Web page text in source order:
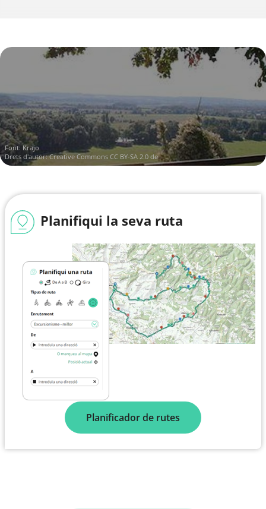
Font:Krajo
Drets d'autor:Creative Commons CC BY-SA 2.0 de
Planifiqui la seva ruta
Planificador de rutes